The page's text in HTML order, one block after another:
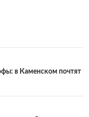
в Каменском почтят